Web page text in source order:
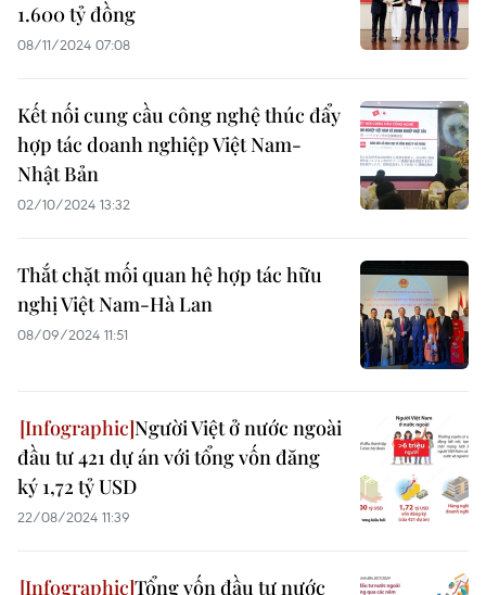
1.600 tỷ đồng
08/11/2024 07:08
Kết nối cung cầu công nghệ thúc đẩy
hợp tác doanh nghiệp Việt Nam-
Nhật Bản
02/10/2024 13:32
Thắt chặt mối quan hệ hợp tác hữu
nghị Việt Nam-Hà Lan
08/09/2024 11:51
Người Việt ở nước ngoài
đầu tư 421 dự án với tổng vốn đăng
ký 1,72 tỷ USD
22/08/2024 11:39
Tổng vốn đầu tư nước